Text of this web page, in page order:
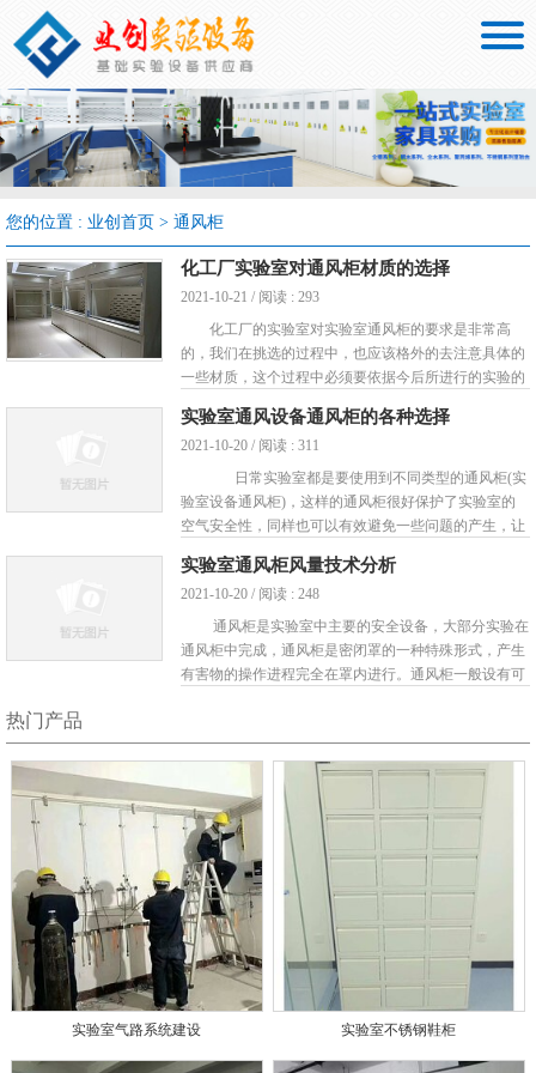

您的位置 : 业创首页 > 通风柜
化工厂实验室对通风柜材质的选择
2021-10-21 / 阅读 : 293
化工厂的实验室对实验室通风柜的要求是非常高
的，我们在挑选的过程中，也应该格外的去注意具体的
一些材质，这个过程中必须要依据今后所进行的实验的
面的材料，这些对于我们整个选择实验室通风柜来说都
会有很大的影响。 选择正确的实验室通风柜的材
实验室通风设备通风柜的各种选择
2021-10-20 / 阅读 : 311
日常实验室都是要使用到不同类型的通风柜(实
验室设备通风柜)，这样的通风柜很好保护了实验室的
空气安全性，同样也可以有效避免一些问题的产生，让
柜多数时间上我们都是直接订购，这样价格方面优惠，
也可以保 ...
实验室通风柜风量技术分析
2021-10-20 / 阅读 : 248
通风柜是实验室中主要的安全设备，大部分实验在
通风柜中完成，通风柜是密闭罩的一种特殊形式，产生
有害物的操作进程完全在罩内进行。通风柜一般设有可
应或热源的热压，以及室内横向气流的干扰等原因引起
热门产品
实验室气路系统建设 实验室不锈钢鞋柜